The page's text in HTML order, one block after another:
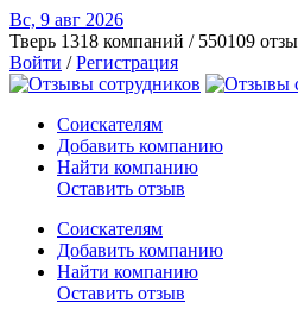
Вс, 9 авг 2026
Тверь 1318 компаний / 550109
Войти /Регистрация
Соискателям
Добавить компанию
Найти компанию
Оставить отзыв
Соискателям
Добавить компанию
Найти компанию
Оставить отзыв